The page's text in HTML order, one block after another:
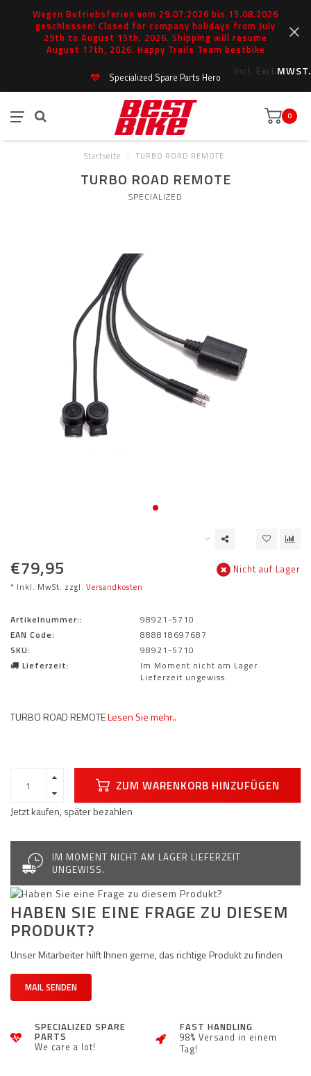
Wegen Betriebsferien vom 29.07.2026 bis 15.08.2026
geschlossen! Closed for company holidays from July
29th to August 15th, 2026. Shipping will resume
August 17th, 2026. Happy Trails Team bestbike
Incl. Excl.MWST.
Specialized Spare Parts Hero
0
Startseite / TURBO ROAD REMOTE
TURBO ROAD REMOTE
SPECIALIZED
€79,95
* Inkl. MwSt. zzgl. Versandkosten
Nicht auf Lager
Artikelnummer::
98921-5710
EAN Code:
888818697687
SKU:
98921-5710
Lieferzeit:
Im Moment nicht am Lager
Lieferzeit ungewiss.
TURBO ROAD REMOTELesen Sie mehr..
ZUM WARENKORB HINZUFÜGEN
Jetzt kaufen, später bezahlen
IM MOMENT NICHT AM LAGER LIEFERZEIT
UNGEWISS.
HABEN SIE EINE FRAGE ZU DIESEM
PRODUKT?
Unser Mitarbeiter hilft Ihnen gerne, das richtige Produkt zu finden
MAIL SENDEN
SPECIALIZED SPARE
PARTS
We care a lot!
FAST HANDLING
98% Versand in einem
Tag!